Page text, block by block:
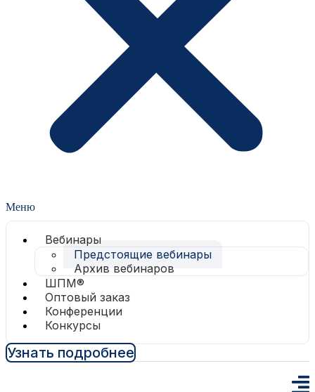
Меню
Вебинары
Предстоящие вебинары
Архив вебинаров
ШПМ®
Оптовый заказ
Конференции
Конкурсы
Узнать подробнее